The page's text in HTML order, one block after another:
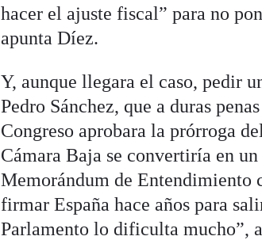
hacer el ajuste fiscal” para no
apunta Díez.
Y, aunque llegara el caso, pedir
Pedro Sánchez, que a duras
Congreso aprobara la prórroga
Cámara Baja se convertiría en
Memorándum de Entendimiento
firmar España hace años para
Parlamento lo dificulta mucho”,